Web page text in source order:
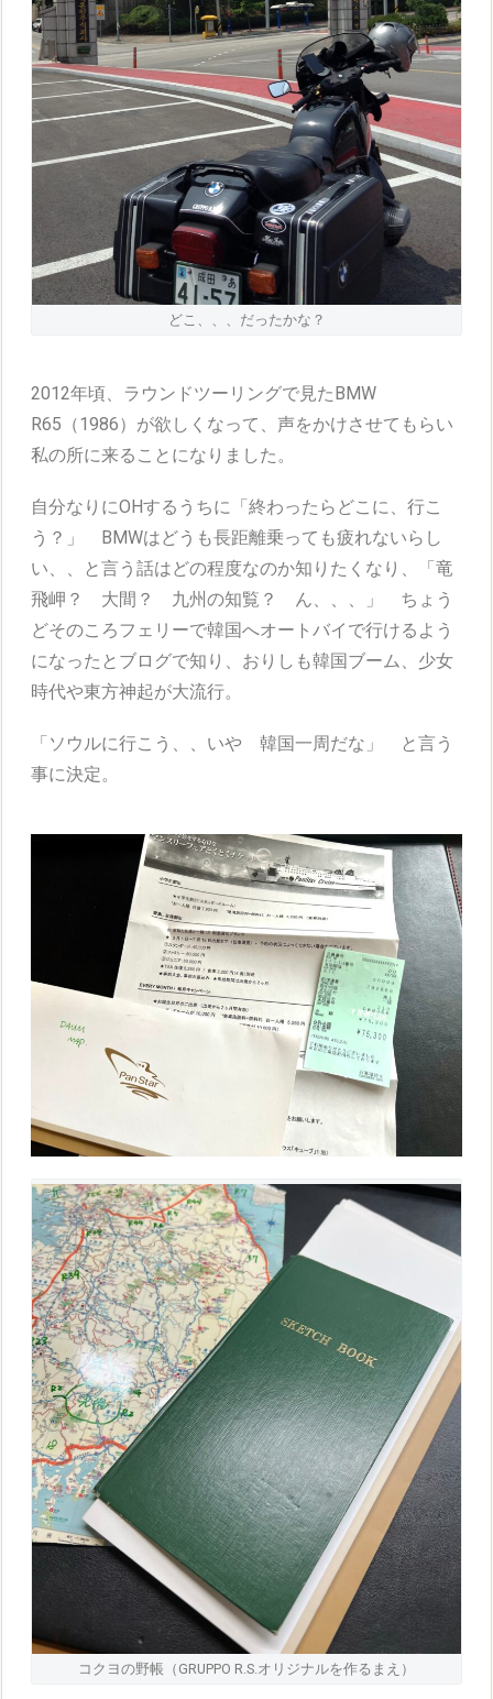
どこ、、、だったかな？
2012年頃、ラウンドツーリングで見たBMW
R65（1986）が欲しくなって、声をかけさせてもらい
私の所に来ることになりました。
自分なりにOHするうちに「終わったらどこに、行こ
う？」 BMWはどうも長距離乗っても疲れないらし
い、、と言う話はどの程度なのか知りたくなり、「竜
飛岬？ 大間？ 九州の知覧？ ん、、、」 ちょう
どそのころフェリーで韓国へオートバイで行けるよう
になったとブログで知り、おりしも韓国ブーム、少女
時代や東方神起が大流行。
「ソウルに行こう、、いや 韓国一周だな」 と言う
事に決定。
コクヨの野帳（GRUPPO R.S.オリジナルを作るまえ）